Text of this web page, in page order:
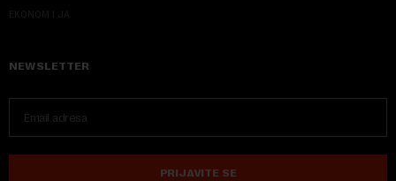
EKONOM I JA
NEWSLETTER
PRIJAVITE SE